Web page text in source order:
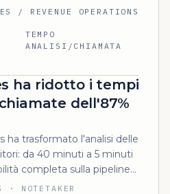
/ REVENUE OPERATIONS
TEMPO
ANALISI/CHIAMATA
ha ridotto i tempi
dell'87%
ha trasformato l'analisi delle
da 40 minuti a 5 minuti
completa sulla pipeline
· NOTETAKER